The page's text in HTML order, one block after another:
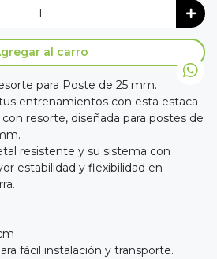
al carro
para Poste de 25 mm.
entrenamientos con esta estaca
resorte, diseñada para postes de
resistente y su sistema con
estabilidad y flexibilidad en
fácil instalación y transporte.